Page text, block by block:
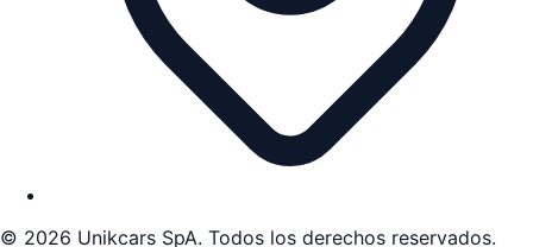
© 2026 Unikcars SpA. Todos los derechos reservados.